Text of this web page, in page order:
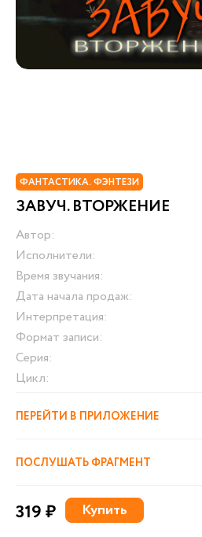
ФАНТАСТИКА. ФЭНТЕЗИ
ЗАВУЧ. ВТОРЖЕНИЕ
Автор:
Исполнители:
Время звучания:
Дата начала продаж:
Интерпретация:
Формат записи:
Серия:
Цикл:
ПЕРЕЙТИ В ПРИЛОЖЕНИЕ
ПОСЛУШАТЬ ФРАГМЕНТ
319 ₽ Купить